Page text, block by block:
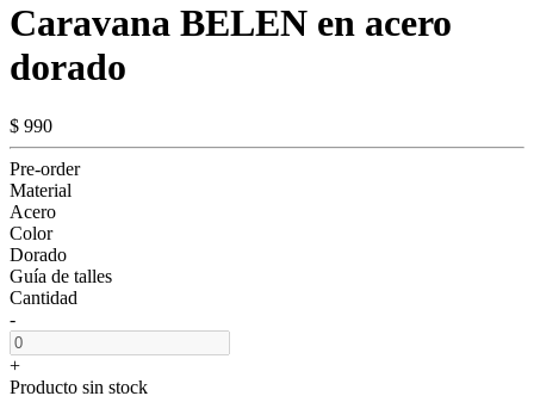
Caravana BELEN en acero
dorado
$ 990
Pre-order
Material
Acero
Color
Dorado
Guía de talles
Cantidad
-
+
Producto sin stock